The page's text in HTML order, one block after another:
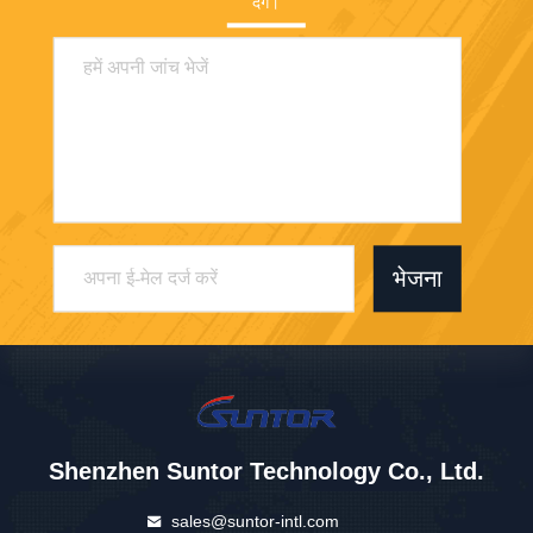
भेजना
Shenzhen Suntor Technology Co., Ltd.
sales@suntor-intl.com